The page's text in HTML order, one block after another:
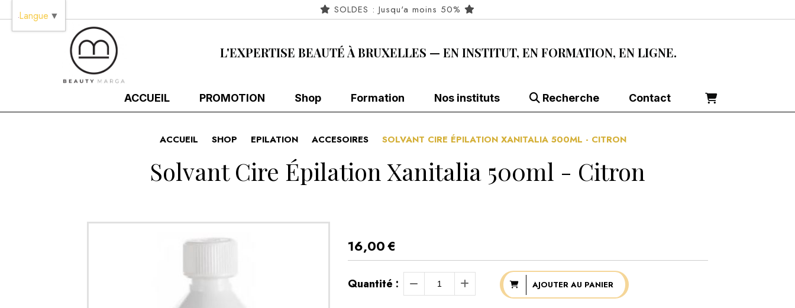
SOLDES : Jusqu'a moins 50%
L'EXPERTISE BEAUTÉ À BRUXELLES — EN INSTITUT, EN FORMATION, EN LIGNE.
ACCUEIL PROMOTION Shop Formation Nos instituts Recherche Contact
ACCUEIL SHOP EPILATION ACCESOIRES SOLVANT CIRE ÉPILATION XANITALIA 500ML - CITRON
Solvant Cire Épilation Xanitalia 500ml - Citron
16,00€
Quantité : AJOUTER AU PANIER
Langue ▼